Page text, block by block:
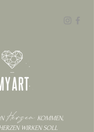
Herzen KOMMEN,
WIRKENSOLL